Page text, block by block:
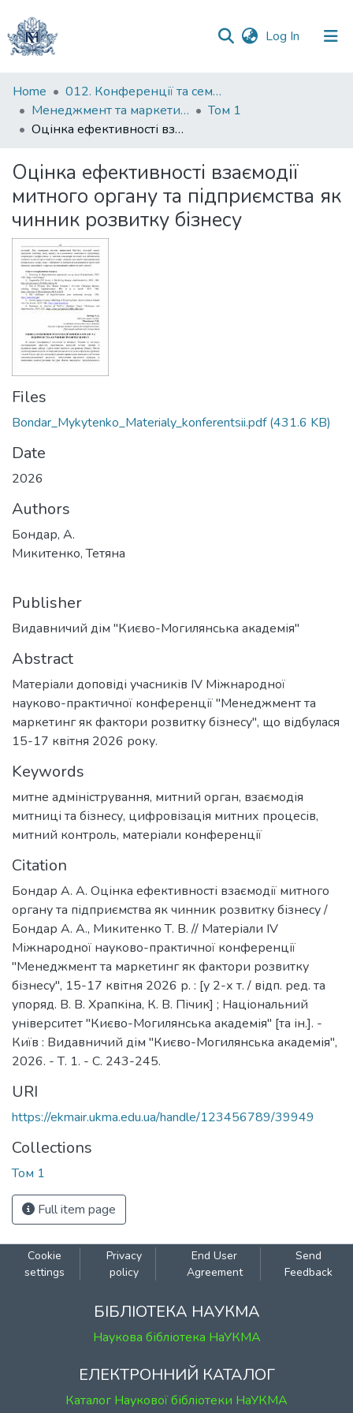
Log In (current)
Communities
&
Collections
Statistics
Home
012. Конференції та семінари НаУКМА
Менеджмент та маркетинг як фактори розвитку бізнесу : матеріали ІV Міжнародної науково-практичної конференції 15-17 квітня 2026 р.
Том 1
Оцінка ефективності взаємодії митного органу та підприємства як чинник розвитку бізнесу
Оцінка ефективності взаємодії
митного органу та підприємства як
чинник розвитку бізнесу
Files
Bondar_Mykytenko_Materialy_konferentsii.pdf(431.6 KB)
Date
2026
Authors
Бондар, А.
Микитенко, Тетяна
Publisher
Видавничий дім "Києво-Могилянська академія"
Abstract
Матеріали доповіді учасників IV Міжнародної
науково-практичної конференції "Менеджмент та
маркетинг як фактори розвитку бізнесу", що відбулася
15-17 квітня 2026 року.
Keywords
митне адміністрування, митний орган, взаємодія
митниці та бізнесу, цифровізація митних процесів,
митний контроль, матеріали конференції
Citation
Бондар А. А. Оцінка ефективності взаємодії митного
органу та підприємства як чинник розвитку бізнесу /
Бондар А. А., Микитенко Т. В. // Матеріали ІV
Міжнародної науково-практичної конференції
"Менеджмент та маркетинг як фактори розвитку
бізнесу", 15-17 квітня 2026 р. : [у 2-х т. / відп. ред. та
упоряд. В. В. Храпкіна, К. В. Пічик] ; Національний
університет "Києво-Могилянська академія" [та ін.]. -
Київ : Видавничий дім "Києво-Могилянська академія",
2026. - Т. 1. - С. 243-245.
URI
https://ekmair.ukma.edu.ua/handle/123456789/39949
Collections
Том 1
Full item page
Cookie
settings
Privacy
policy
End User
Agreement
Send
Feedback
БІБЛІОТЕКА НАУКМА
Наукова бібліотека НаУКМА
ЕЛЕКТРОННИЙ КАТАЛОГ
Каталог Наукової бібліотеки НаУКМА